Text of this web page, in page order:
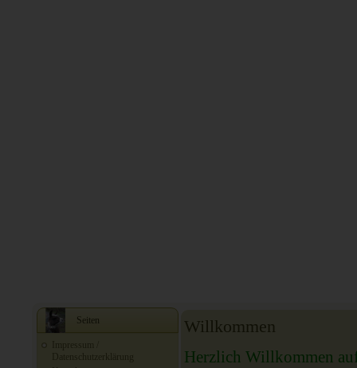
Seiten
Datenschutzerklärung
Willkommen
Herzlich Willkommen